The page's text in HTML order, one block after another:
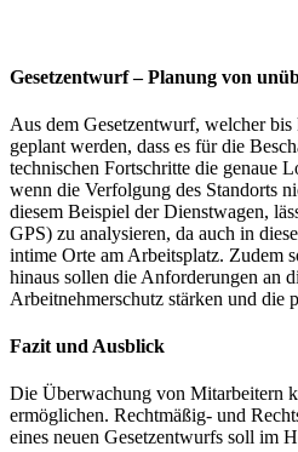
Gesetzentwurf – Planung von
Aus dem Gesetzentwurf, welcher
geplant werden, dass es für die
technischen Fortschritte die genaue
wenn die Verfolgung des Standorts
diesem Beispiel der Dienstwagen,
GPS) zu analysieren, da auch in
intime Orte am Arbeitsplatz. Zudem
hinaus sollen die Anforderungen an
Arbeitnehmerschutz stärken und die
Fazit und Ausblick
Die Überwachung von Mitarbeitern
ermöglichen. Rechtmäßig- und
eines neuen Gesetzentwurfs soll im